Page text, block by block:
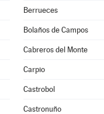
Berrueces
Bolaños de Campos
Cabreros del Monte
Carpio
Castrobol
Castronuño